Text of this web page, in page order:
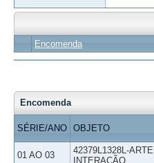
Encomenda
Encomenda
SÉRIE/ANO OBJETO
01 AO 03
42379L1328L-
INTERAÇÃO